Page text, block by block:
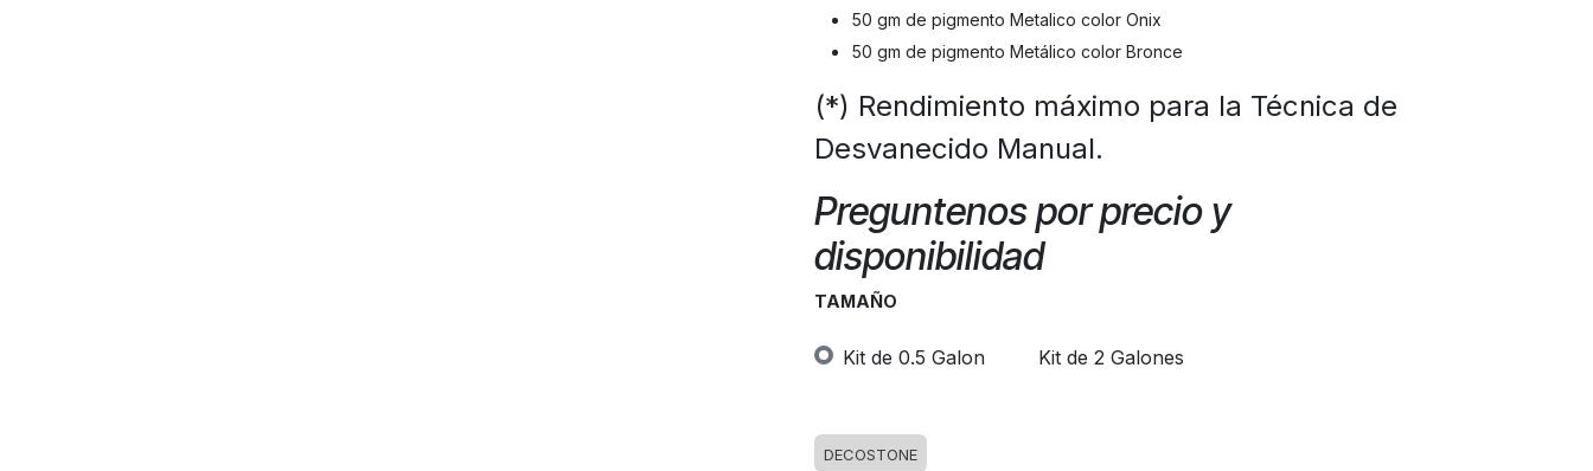
50 gm de pigmento Metalico color Onix
50 gm de pigmento Metálico color Bronce
(*) Rendimiento máximo para la Técnica de
Desvanecido Manual.
Preguntenos por precio y
disponibilidad
TAMAÑO
Kit de 0.5 Galon Kit de 2 Galones
DECOSTONE